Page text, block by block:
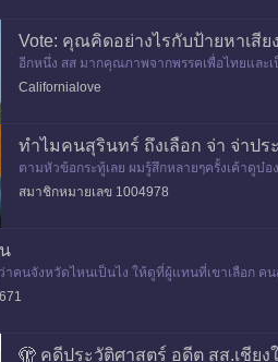
Vote: คุณคิดอย่างไรกับป้ายหาเสี
อีกหนึ่ง สส มากคุณภาพจากพรรคเพื่อไทยและ
ติดป้ายหาเสียงที่มีข้อความเป็นการสนั
Californialove
ทำไมคนสุรินทร์ ถึงเลือก จ่า จ่าปร
ตามหัวข้อกระทู้เลย ผมรู้สึกหลายๆครั้งเค้าดูบ๋
กรรมนี่แหละ
สมาชิกหมายเลข 1004978
าคนจังหวัดไหนเป็นไง ให้ดูที่ผู้แทนที่เขาเลือก
🫣 คดีประวัติศาสตร์ อดีต สส.เชียง